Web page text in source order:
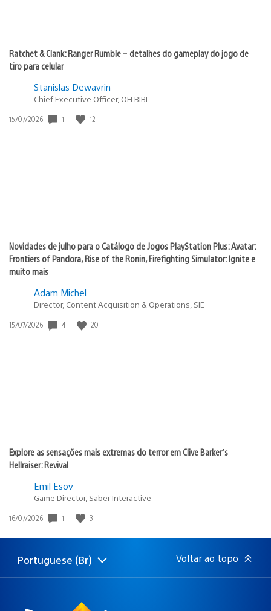
Ratchet & Clank: Ranger Rumble – detalhes do gameplay do jogo de
tiro para celular
Stanislas Dewavrin
Chief Executive Officer, OH BIBI
Data
15/07/2026 1 12
Novidades de julho para o Catálogo de Jogos PlayStation Plus: Avatar:
Frontiers of Pandora, Rise of the Ronin, Firefighting Simulator: Ignite e
muito mais
Adam Michel
Director, Content Acquisition & Operations, SIE
Data
15/07/2026 4 20
Explore as sensações mais extremas do terror em Clive Barker’s
Hellraiser: Revival
Emil Esov
Game Director, Saber Interactive
Data
publicação:
16/07/2026 1 3
Selecione
uma
Região
atual:
Portuguese (Br) Voltar ao topo